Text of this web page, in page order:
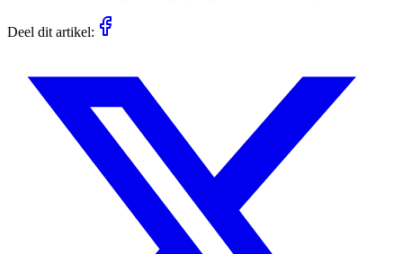
Deel dit artikel: